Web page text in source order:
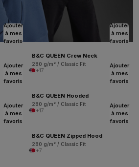
Ajouter
à mes
favoris
Ajouter
à mes
favoris
B&C QUEEN Crew Neck
280 g/m² / Classic Fit
+17
Ajouter
à mes
favoris
Ajouter
à mes
favoris
B&C QUEEN Hooded
280 g/m² / Classic Fit
+17
Ajouter
à mes
favoris
Ajouter
à mes
favoris
B&C QUEEN Zipped Hood
280 g/m² / Classic Fit
+7